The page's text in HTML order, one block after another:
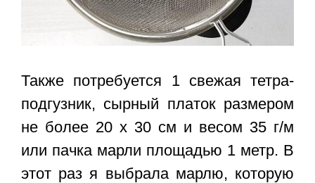
Также потребуется 1 свежая тетра-
подгузник, сырный платок размером
не более 20 х 30 см и весом 35 г/м
или пачка марли площадью 1 метр. В
этот раз я выбрала марлю, которую